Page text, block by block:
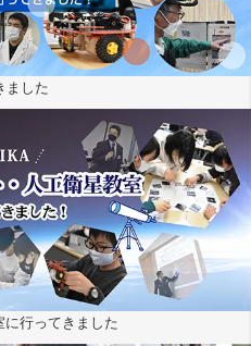
ました
行ってきました